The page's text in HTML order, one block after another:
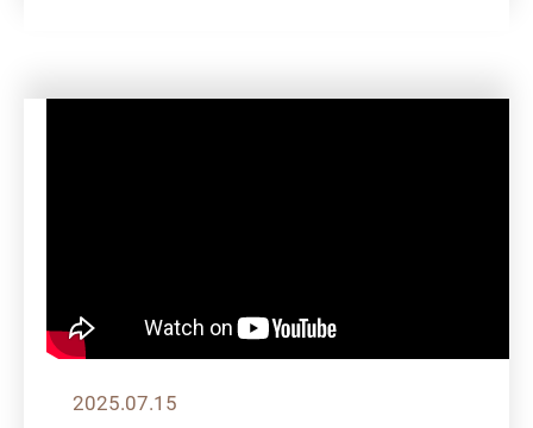
2025.07.15